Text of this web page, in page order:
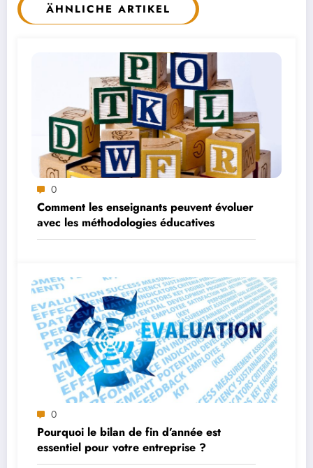
ÄHNLICHE ARTIKEL
0
Comment les enseignants peuvent évoluer
avec les méthodologies éducatives
0
Pourquoi le bilan de fin d’année est
essentiel pour votre entreprise ?